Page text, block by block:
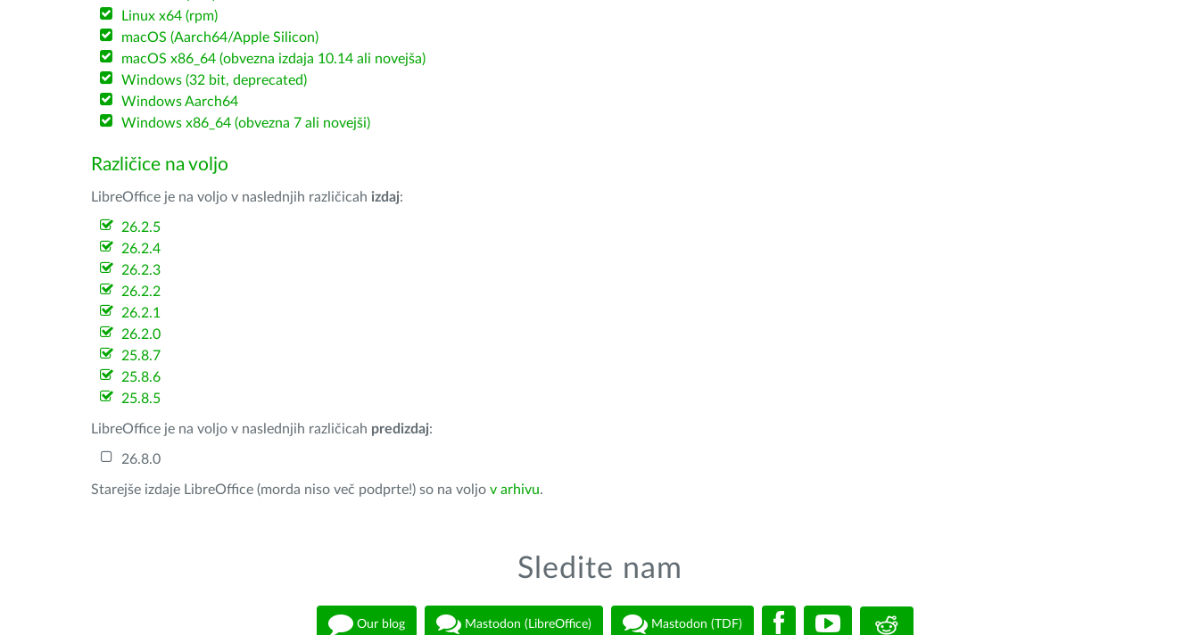
Linux x64 (rpm)
macOS (Aarch64/Apple Silicon)
macOS x86_64 (obvezna izdaja 10.14 ali novejša)
Windows (32 bit, deprecated)
Windows Aarch64
Windows x86_64 (obvezna 7 ali novejši)
Različice na voljo
LibreOffice je na voljo v naslednjih različicah izdaj:
26.2.5
26.2.4
26.2.3
26.2.2
26.2.1
26.2.0
25.8.7
25.8.6
25.8.5
LibreOffice je na voljo v naslednjih različicah predizdaj:
26.8.0
Starejše izdaje LibreOffice (morda niso več podprte!) so na voljo v arhivu.
Sledite nam
Our blog Mastodon (LibreOffice) Mastodon (TDF)